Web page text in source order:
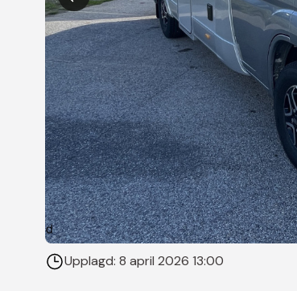
Upplagd: 8 april 2026 13:00